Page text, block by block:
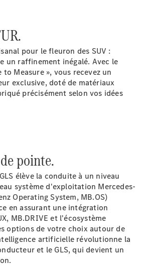
/
des
pour le fleuron des SUV :
un raffinement inégalé. Avec le
to Measure », vous recevez un
exclusive, doté de matériaux
précisément selon vos idées
pointe.
élève la conduite à un niveau
système d'exploitation Mercedes-
Operating System, MB.OS)
en assurant une intégration
MB.DRIVE et l'écosystème
options de votre choix autour de
artificielle révolutionne la
et le GLS, qui devient un